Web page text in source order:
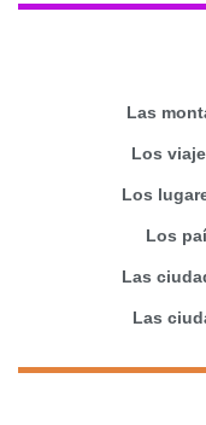
Las
Los
Los
Los
Las
Las